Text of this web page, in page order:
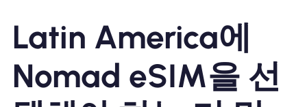
Latin America에
Nomad eSIM을 선